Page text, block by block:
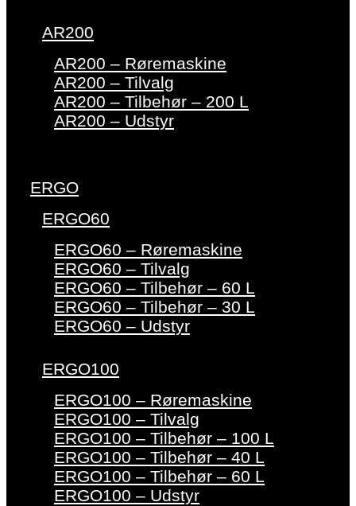
AR200
AR200 – Røremaskine
AR200 – Tilvalg
AR200 – Tilbehør – 200 L
AR200 – Udstyr
ERGO
ERGO60
ERGO60 – Røremaskine
ERGO60 – Tilvalg
ERGO60 – Tilbehør – 60 L
ERGO60 – Tilbehør – 30 L
ERGO60 – Udstyr
ERGO100
ERGO100 – Røremaskine
ERGO100 – Tilvalg
ERGO100 – Tilbehør – 100 L
ERGO100 – Tilbehør – 40 L
ERGO100 – Tilbehør – 60 L
ERGO100 – Udstyr